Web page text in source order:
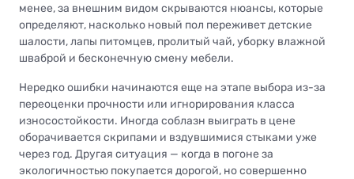
менее, за внешним видом скрываются нюансы, которые
определяют, насколько новый пол переживет детские
шалости, лапы питомцев, пролитый чай, уборку влажной
шваброй и бесконечную смену мебели.
Нередко ошибки начинаются еще на этапе выбора из-за
переоценки прочности или игнорирования класса
износостойкости. Иногда соблазн выиграть в цене
оборачивается скрипами и вздувшимися стыками уже
через год. Другая ситуация — когда в погоне за
экологичностью покупается дорогой, но совершенно